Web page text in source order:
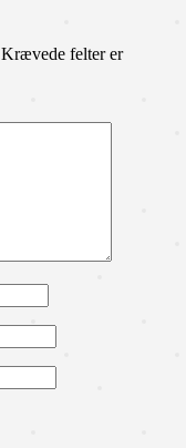
Krævede felter er